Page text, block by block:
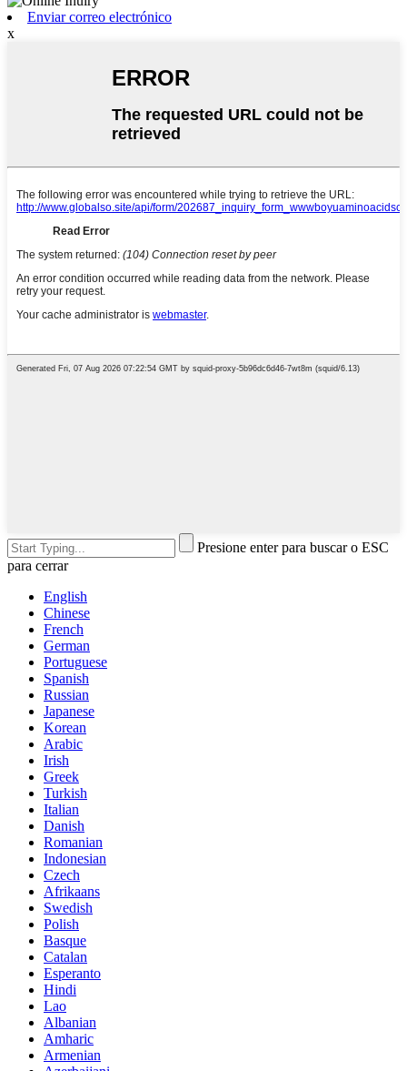
Enviar correo electrónico
x
Presione enter para buscar o ESC
para cerrar
English
Chinese
French
German
Portuguese
Spanish
Russian
Japanese
Korean
Arabic
Irish
Greek
Turkish
Italian
Danish
Romanian
Indonesian
Czech
Afrikaans
Swedish
Polish
Basque
Catalan
Esperanto
Hindi
Lao
Albanian
Amharic
Armenian